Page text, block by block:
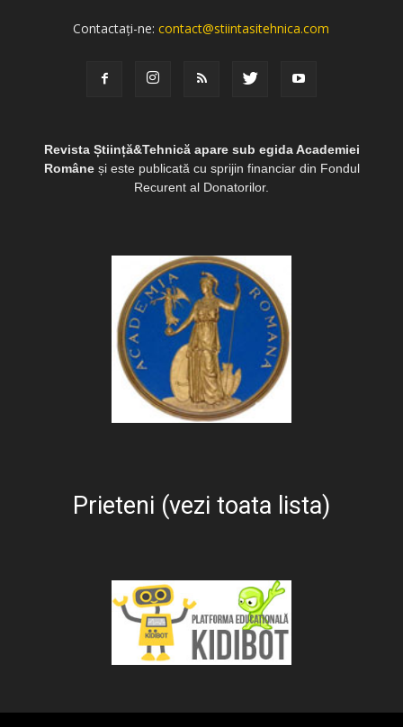
Contactați-ne:contact@stiintasitehnica.com
Revista Știință&Tehnică apare sub egida Academiei
Româneși este publicată cu sprijin financiar din Fondul
Recurent al Donatorilor.
Prieteni (vezi toata lista)